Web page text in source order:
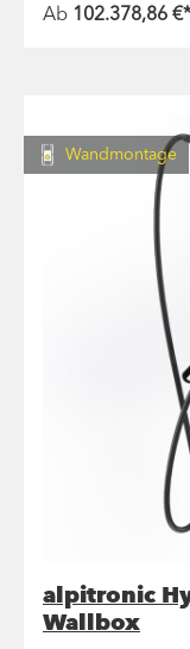
Ab 102.378,86 €*
Wandmontage
alpitronic
Wallbox